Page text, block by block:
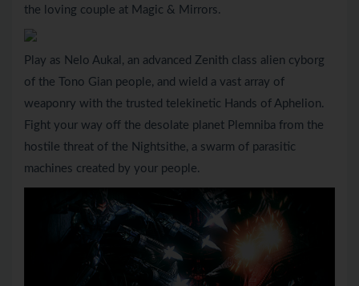
the loving couple at Magic & Mirrors.
Play as Nelo Aukal, an advanced Zenith class alien cyborg
of the Tono Gian people, and wield a vast array of
weaponry with the trusted telekinetic Hands of Aphelion.
Fight your way off the desolate planet Plemniba from the
hostile threat of the Nightsithe, a swarm of parasitic
machines created by your people.